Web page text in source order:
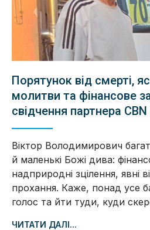
Порятунок від смерті,
молитви та фінансове
свідчення партнера
Віктор Володимирович
й маленькі Божі дива:
надприродні зцілення, явні
прохання. Каже, понад усе
голос та йти туди, куди
ЧИТАТИ ДАЛІ...